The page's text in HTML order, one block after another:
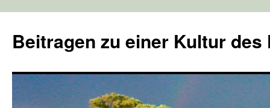
springen
Beitragen zu einer Kultur des